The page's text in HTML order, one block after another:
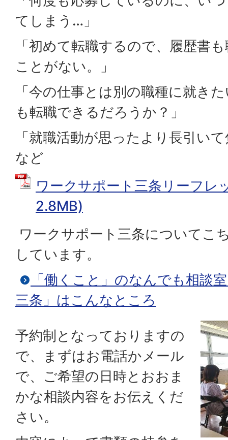
てしまう…」
「初めて転職するので、履歴書
ことがない。」
「今の仕事とは別の職種に就き
も転職できるだろうか？」
「就職活動が思ったより長引い
など
ワークサポート三条リーフレ
2.8MB)
ワークサポート三条についてこ
しています。
「働くこと」のなんでも相談
三条」はこんなところ
予約制となっておりますの
で、まずはお電話かメール
で、ご希望の日時とおおま
かな相談内容をお伝えくだ
さい。